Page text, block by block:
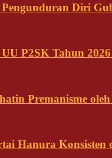
Diri
P2SK Tahun
Premanisme
Hanura